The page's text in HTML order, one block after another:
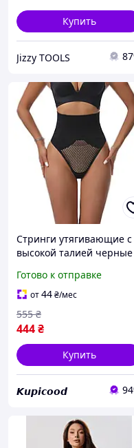
Купить
Jizzy TOOLS
Стринги утягивающие с
высокой талией черные
Готово к отправке
от44₴/мес
444₴
555 ₴
Купить
𝙆𝙪𝙥𝙞𝙘𝙤𝙤𝙙